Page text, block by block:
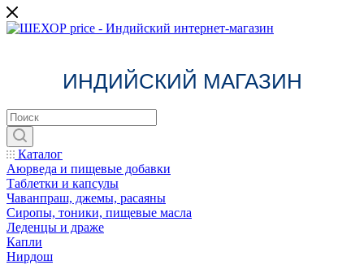
ИНДИЙСКИЙ МАГАЗИН
Каталог
Аюрведа и пищевые добавки
Таблетки и капсулы
Чаванпраш, джемы, расаяны
Сиропы, тоники, пищевые масла
Леденцы и драже
Капли
Нирдош